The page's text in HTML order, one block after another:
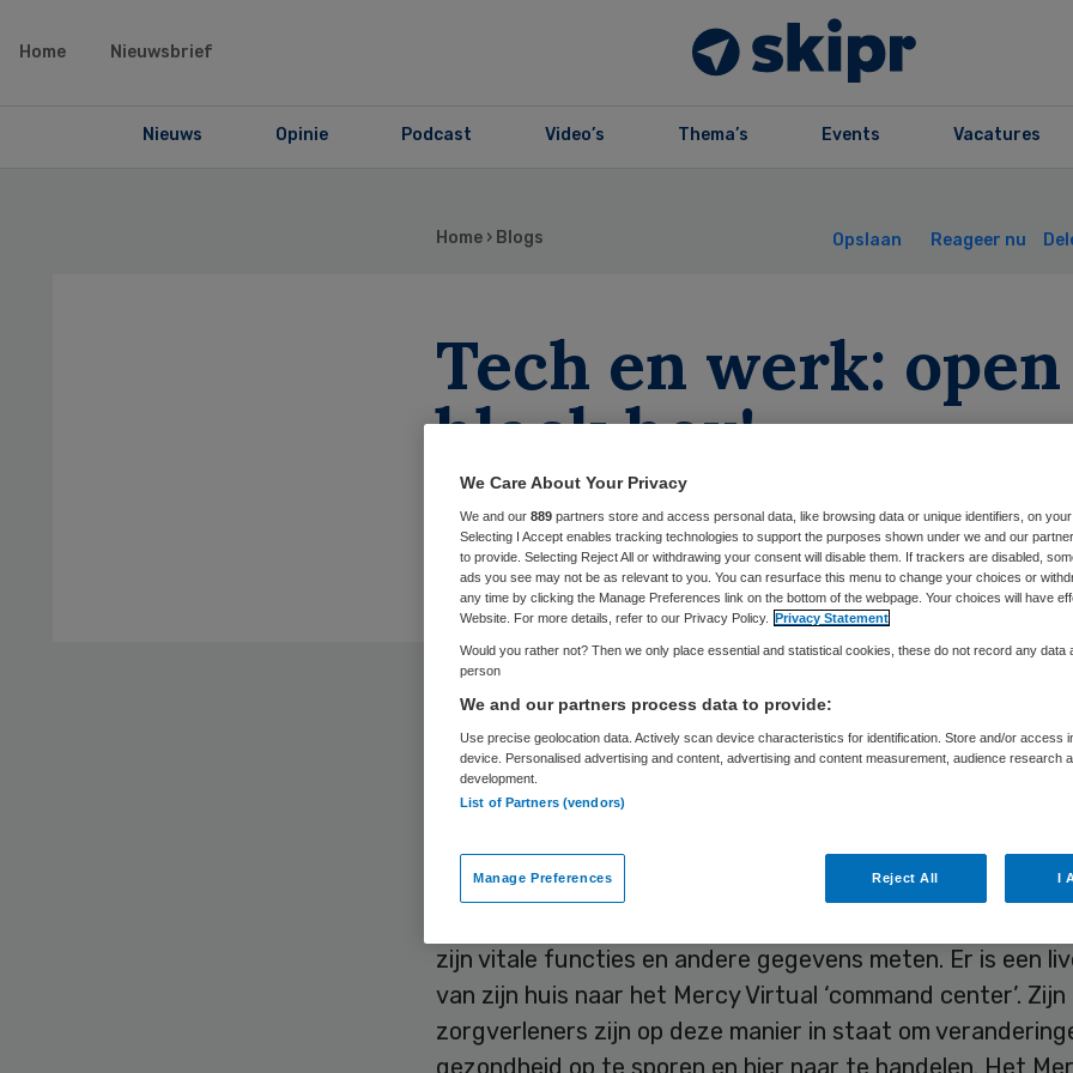
Home Nieuwsbrief
Nieuws Opinie Podcast Video’s Thema’s Events Vacatures
Home › Blogs Opslaan Reageer nu
Tech en werk:
black box!
Geertje van de Ven28 mei 2019,14:23 102 keer gelezen
De Amerikaan James Hoevelmann werkte vroeger als
aan de bouw van ziekenhuizen. Nu hij zelf door een ernstige
longaandoening zorg nodig heeft, komt hij gek genoeg niet
de buurt van de ziekenhuizen die hij ooit bouwde.
Hoevelmann krijgt zorg van het Mercy Virtual Care Center
ongeveer 80 kilometer afstand van zijn huis. Hij is
zijn vitale functies en andere gegevens meten. Er is een
van zijn huis naar het Mercy Virtual ‘command center’. Zijn
zorgverleners zijn op deze manier in staat om
gezondheid op te sporen en hier naar te handelen. Het
We Care About Your Privacy
We and our 889 partners store and access personal data, like browsing data or unique identifiers, on your
Selecting I Accept enables tracking technologies to support the purposes shown under we and our
to provide. Selecting Reject All or withdrawing your consent will disable them. If trackers are disabled,
ads you see may not be as relevant to you. You can resurface this menu to change your choices or
any time by clicking the Manage Preferences link on the bottom of the webpage. Your choices will have
Website. For more details, refer to our Privacy Policy.
Privacy Statement
Would you rather not? Then we only place essential and statistical cookies, these do not record any data
person
We and our partners process data to provide:
Use precise geolocation data. Actively scan device characteristics for identification. Store and/or access
device. Personalised advertising and content, advertising and content measurement, audience research
development.
List of Partners (vendors)
Manage Preferences Reject All I